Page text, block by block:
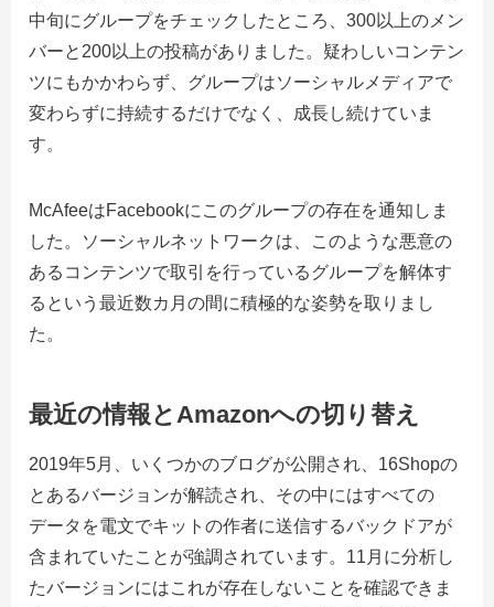
中旬にグループをチェックしたところ、300以上のメン
バーと200以上の投稿がありました。疑わしいコンテン
ツにもかかわらず、グループはソーシャルメディアで
変わらずに持続するだけでなく、成長し続けていま
す。
McAfeeはFacebookにこのグループの存在を通知しま
した。ソーシャルネットワークは、このような悪意の
あるコンテンツで取引を行っているグループを解体す
るという最近数カ月の間に積極的な姿勢を取りまし
た。
最近の情報とAmazonへの切り替え
2019年5月、いくつかのブログが公開され、16Shopの
とあるバージョンが解読され、その中にはすべての
データを電文でキットの作者に送信するバックドアが
含まれていたことが強調されています。11月に分析し
たバージョンにはこれが存在しないことを確認できま